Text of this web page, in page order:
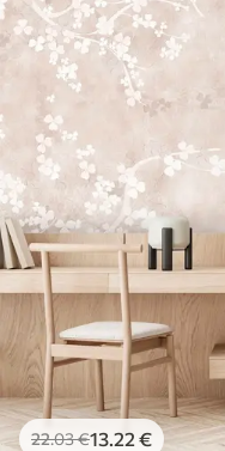
22.03€13 .22 €